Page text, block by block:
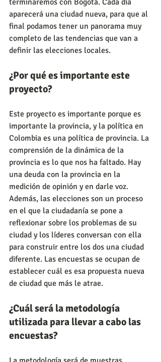
terminaremos con Bogotá. Cada día
aparecerá una ciudad nueva, para que al
final podamos tener un panorama muy
completo de las tendencias que van a
definir las elecciones locales.
¿Por qué es importante este
proyecto?
Este proyecto es importante porque es
importante la provincia, y la política en
Colombia es una política de provincia. La
comprensión de la dinámica de la
provincia es lo que nos ha faltado. Hay
una deuda con la provincia en la
medición de opinión y en darle voz.
Además, las elecciones son un proceso
en el que la ciudadanía se pone a
reflexionar sobre los problemas de su
ciudad y los líderes conversan con ella
para construir entre los dos una ciudad
diferente. Las encuestas se ocupan de
establecer cuál es esa propuesta nueva
de ciudad que más le atrae.
¿Cuál será la metodología
utilizada para llevar a cabo las
encuestas?